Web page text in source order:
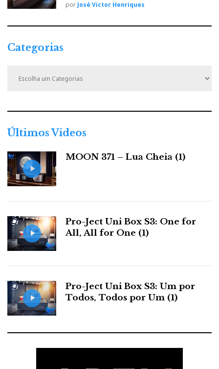
por José Victor Henriques
Categorias
r
s
Últimos Videos
MOON 371 – Lua Cheia (1)
Pro-Ject Uni Box S3: One for
All, All for One (1)
Pro-Ject Uni Box S3: Um por
Todos, Todos por Um (1)